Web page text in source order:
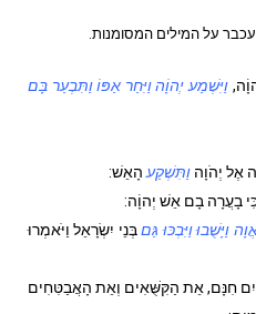
על המילים המסומנות.
וַיִּשְׁמַע יְהוָֹה וַיִּחַר אַפּוֹ וַתִּבְעַר בָּם
אֶל יְהֹוָה וַתִּשְׁקַע הָאֵשׁ:
בָעֲרָה בָם אֵשׁ יְהוָֹה:
וַיָּשֻׁבוּ וַיִּבְכּוּ גַּםבְּנֵי יִשְׂרָאֵל וַיֹּאמְרוּ
חִנָּם, אֵת הַקִּשֻּׁאִים וְאֵת הָאֲבַטִּחִים